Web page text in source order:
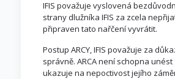
IFIS považuje vyslovená
strany dlužníka IFIS za zcela
připraven tato nařčení vyvrátit.
Postup ARCY, IFIS považuje za
správně. ARCA není schopna unést
ukazuje na nepoctivost jejího